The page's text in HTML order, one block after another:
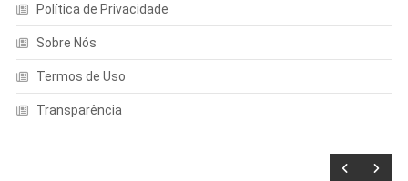
Política de Privacidade
Sobre Nós
Termos de Uso
Transparência